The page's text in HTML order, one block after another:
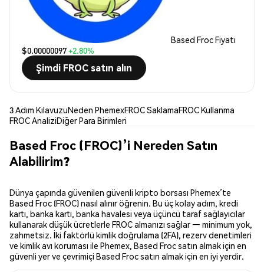
Based Froc Fiyatı
$0.00000097+2.80%
Şimdi FROC satın alın
3 Adım KılavuzuNeden PhemexFROC SaklamaFROC Kullanma
FROC AnaliziDiğer Para Birimleri
Based Froc (FROC)’i Nereden Satın
Alabilirim?
Dünya çapında güvenilen güvenli kripto borsası Phemex’te
Based Froc (FROC) nasıl alınır öğrenin. Bu üç kolay adım, kredi
kartı, banka kartı, banka havalesi veya üçüncü taraf sağlayıcılar
kullanarak düşük ücretlerle FROC almanızı sağlar — minimum yok,
zahmetsiz. İki faktörlü kimlik doğrulama (2FA), rezerv denetimleri
ve kimlik avı koruması ile Phemex, Based Froc satın almak için en
güvenli yer ve çevrimiçi Based Froc satın almak için en iyi yerdir.